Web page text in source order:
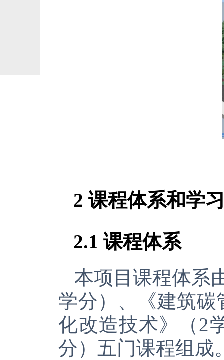
2课程体系和学
2.1课程体系
本项目课程体系
学分）、《建筑碳
化改造技术》（2
分）五门课程组成